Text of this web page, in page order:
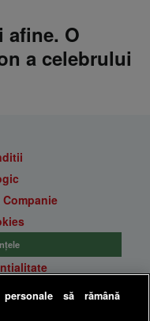
afine. O
a celebrului
să rămână